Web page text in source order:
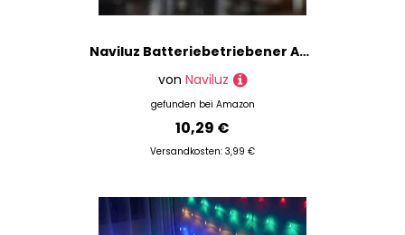
Naviluz Batteriebetriebener Anhänger in Form eines kleinen Weihnachtsmanns
von Naviluz
gefunden bei Amazon
10,29 €
Versandkosten: 3,99 €